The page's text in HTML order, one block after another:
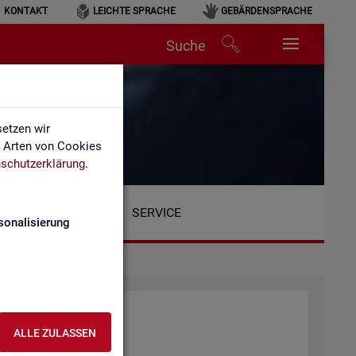
wir
von Cookies
.
ALLE ZULASSEN
KONTAKT LEICHTE SPRACHE GEBÄRDENSPRACHE
Suche
SERVICE